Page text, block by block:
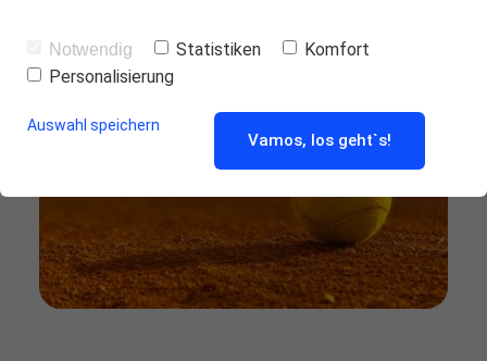
Notwendig Statistiken
Komfort
Personalisierung
Auswahl speichern
Vamos, los geht`s!